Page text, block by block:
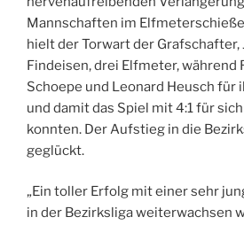
Mannschaften im
hielt der Torwart der Grafschafter,
Findeisen, drei Elfmeter, während
Schoepe und Leonard Heusch für
und damit das Spiel mit 4:1 für
konnten. Der Aufstieg in die
geglückt.
„Ein toller Erfolg mit einer sehr
in der Bezirksliga weiterwachsen